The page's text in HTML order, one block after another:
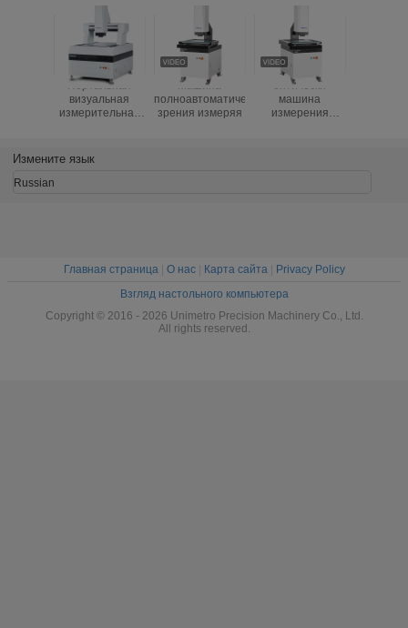
Портальная
визуальная
измерительная
Машина
полноавтоматического
зрения измеряя
оптически
машина
измерения
Измените язык
Russian
Главная страница| О нас| Карта сайта|
Privacy Policy
Взгляд настольного компьютера
Copyright © 2016 - 2026 Unimetro Precision Machinery Co., Ltd.
All rights reserved.